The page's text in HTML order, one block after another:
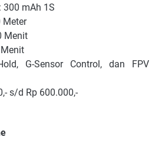
300 mAh 1S
Meter
Menit
G-Sensor Control, dan FPV
s/d Rp 600.000,-